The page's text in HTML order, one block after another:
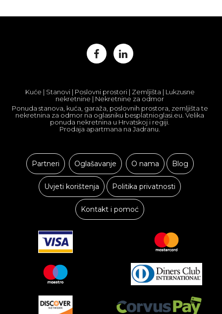
Kuće | Stanovi | Poslovni prostori | Zemljišta | Lukzusne
nekretnine | Nekretnine za odmor
Ponuda stanova, kuća, garaža, poslovnih prostora, zemljišta te
nekretnina za odmor na oglasniku besplatnioglasi.eu. Velika
ponuda nekretnina u Hrvatskoj i regiji.
Prodaja apartmana na Jadranu.
Partneri Oglašavanje O nama Blog
Uvjeti korištenja Politika privatnosti
Kontakt i pomoć